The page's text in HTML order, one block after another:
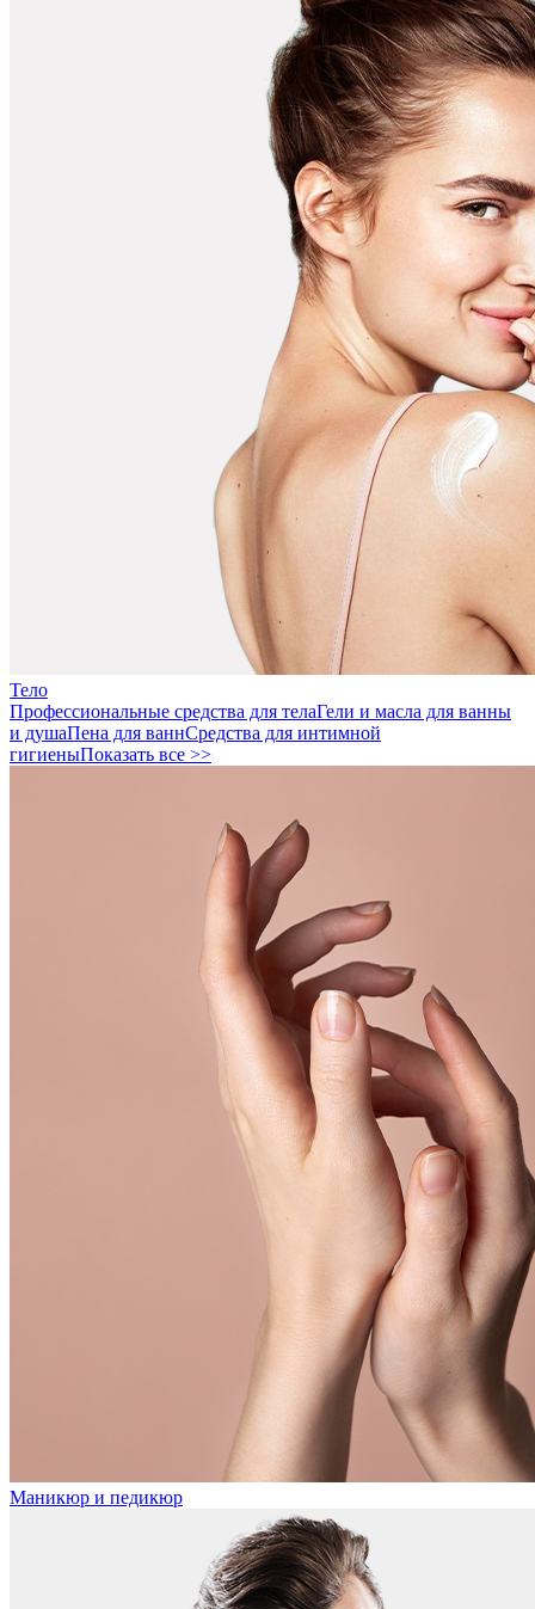
Тело
Профессиональные средства для телаГели и масла для ванны
и душаПена для ваннСредства для интимной
гигиеныПоказать все >>
Маникюр и педикюр